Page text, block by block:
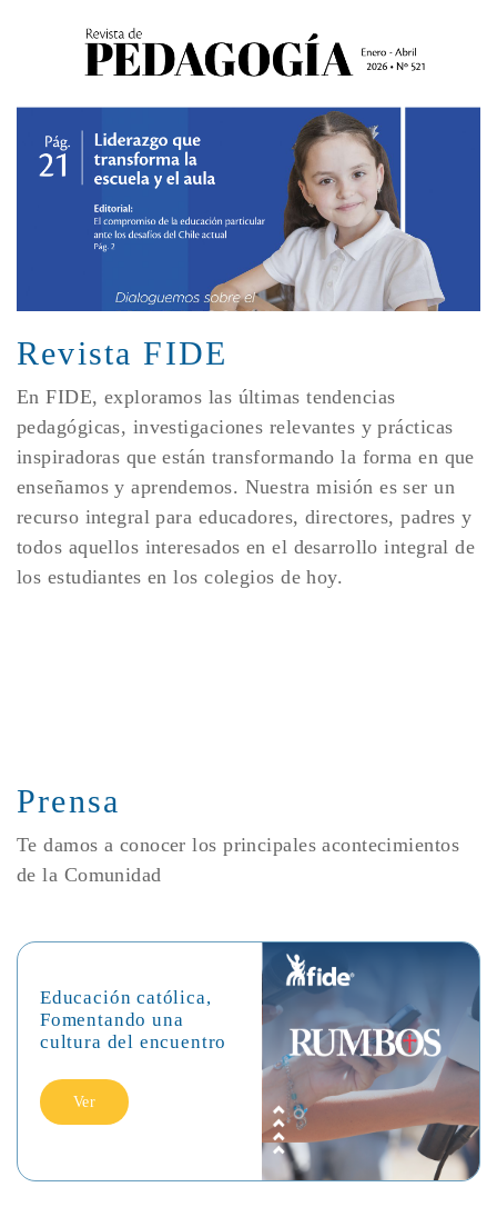
Revista FIDE
En FIDE, exploramos las últimas tendencias
pedagógicas, investigaciones relevantes y prácticas
inspiradoras que están transformando la forma en que
enseñamos y aprendemos. Nuestra misión es ser un
recurso integral para educadores, directores, padres y
todos aquellos interesados en el desarrollo integral de
los estudiantes en los colegios de hoy.
Prensa
Te damos a conocer los principales acontecimientos
de la Comunidad
Educación católica,
Fomentando una
cultura del encuentro
Ver